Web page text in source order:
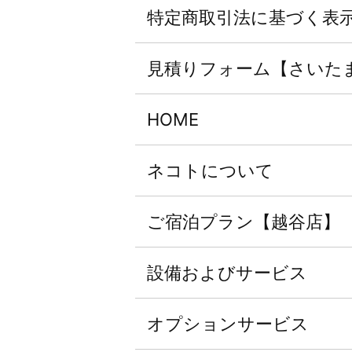
特定商取引法に基づく表
見積りフォーム【さいた
HOME
ネコトについて
ご宿泊プラン【越谷店】
設備およびサービス
オプションサービス